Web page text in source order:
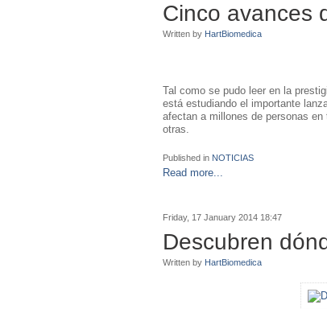
Cinco avances
Written by HartBiomedica
Tal como se pudo leer en la
está estudiando el importante
afectan a millones de personas
otras.
Published in NOTICIAS
Read more...
Friday, 17 January 2014 18:47
Descubren
Written by HartBiomedica